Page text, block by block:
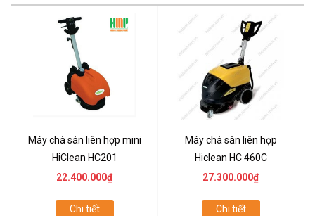
Máy chà sàn liên hợp mini
HiClean HC201
22.400.000₫
Chi tiết
Máy chà sàn liên hợp
Hiclean HC 460C
27.300.000₫
Chi tiết